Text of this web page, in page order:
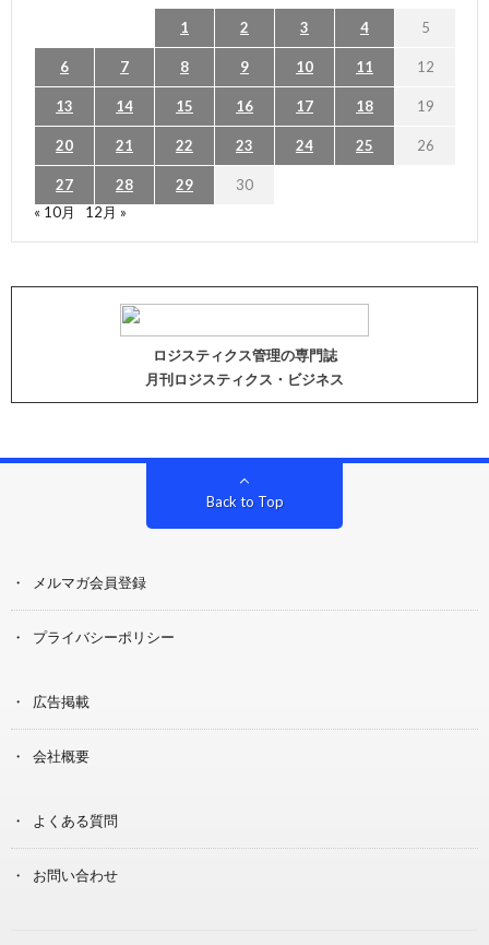
1 2 3 4 5
6 7 8 9 10 11 12
13 14 15 16 17 18 19
20 21 22 23 24 25 26
27 28 29
30
« 10月
12月 »
ロジスティクス管理の専門誌
月刊ロジスティクス・ビジネス
Back to Top
メルマガ会員登録
プライバシーポリシー
広告掲載
会社概要
よくある質問
お問い合わせ